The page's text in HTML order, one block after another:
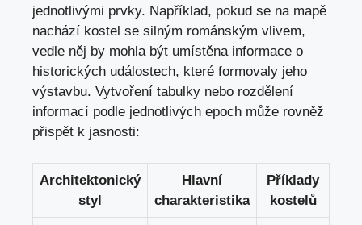
jednotlivými prvky.​ Například, pokud se na mapě
nachází kostel⁤ se silným románským vlivem,
⁢vedle něj by mohla být ⁣umístěna ‌informace o
historických událostech, které formovaly⁢ jeho
výstavbu. Vytvoření tabulky ​nebo rozdělení
informací podle jednotlivých epoch ⁤může rovněž
přispět‍ k jasnosti:
Architektonický
styl
Hlavní​
charakteristika
Příklady
kostelů